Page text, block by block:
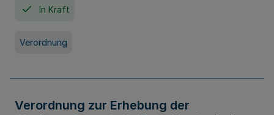
In Kraft
Verordnung
Verordnung zur Erhebung der